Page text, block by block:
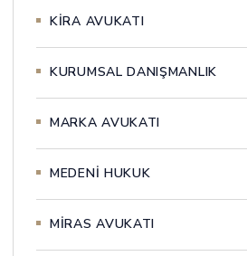
KİRA AVUKATI
KURUMSAL DANIŞMANLIK
MARKA AVUKATI
MEDENİ HUKUK
MİRAS AVUKATI